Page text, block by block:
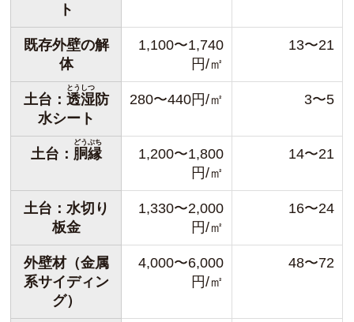
ト
既存外壁の解
体
1,100〜1,740
円/㎡
13〜21
土台： 透湿
とうしつ
防
水シート
280〜440円/㎡ 3〜5
土台： 胴縁
どうぶち
1,200〜1,800
円/㎡
14〜21
土台：水切り
板金
1,330〜2,000
円/㎡
16〜24
外壁材（金属
系サイディン
グ）
4,000〜6,000
円/㎡
48〜72